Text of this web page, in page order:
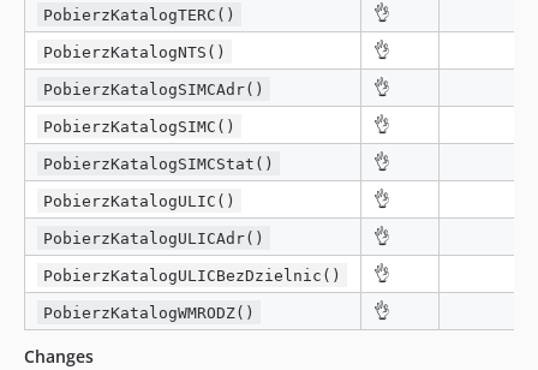
PobierzKatalogTERC() 👌
PobierzKatalogNTS() 👌
PobierzKatalogSIMCAdr() 👌
PobierzKatalogSIMC() 👌
PobierzKatalogSIMCStat() 👌
PobierzKatalogULIC() 👌
PobierzKatalogULICAdr() 👌
PobierzKatalogULICBezDzielnic() 👌
PobierzKatalogWMRODZ()
👌
Changes